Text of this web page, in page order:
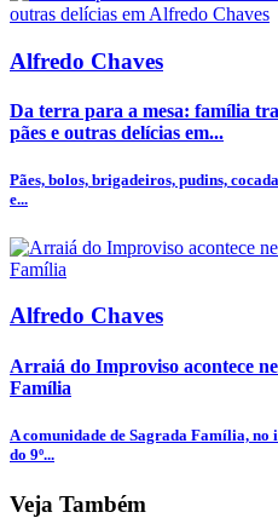
Alfredo Chaves
Da terra para a mesa: família
pães e outras delícias em...
Pães, bolos, brigadeiros, pudins,
e...
Alfredo Chaves
Arraiá do Improviso acontece
Família
A comunidade de Sagrada Família,
do 9º...
Veja Também